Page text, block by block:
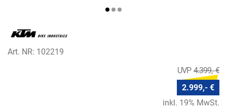
Art. NR: 102219
4.399,- €
2.999,- €
inkl. 19% MwSt.